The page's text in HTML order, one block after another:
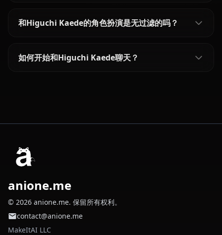
和Higuchi Kaede的角色扮演是无过滤的吗？
如何开始和Higuchi Kaede聊天？
anione.me
© 2026 anione.me. 保留所有权利。
contact@anione.me
MakeItAI LLC